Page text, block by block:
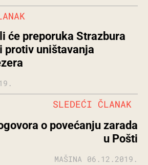
će preporuka Strazbura
protiv uništavanja
o povećanju zarada
u Pošti
SLEDEĆI ČLANAK
MAŠINA 06.12.2019.